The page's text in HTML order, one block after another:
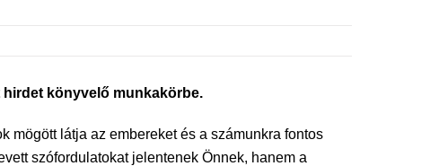
könyvelő munkakörbe.
mögött látja az embereket és a számunkra fontos
szófordulatokat jelentenek Önnek, hanem a